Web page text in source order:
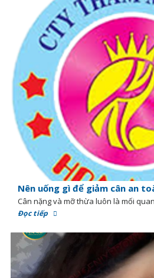
Nên uống gì để giảm cân an
Cân nặng và mỡ thừa luôn là mối
Đọc tiếp